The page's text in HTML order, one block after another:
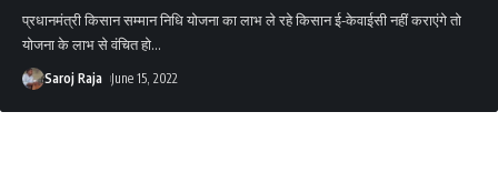
प्रधानमंत्री किसान सम्मान निधि योजना का लाभ ले रहे किसान ई-केवाईसी नहीं कराएंगे तो
योजना के लाभ से वंचित हो…
Saroj Raja June 15, 2022